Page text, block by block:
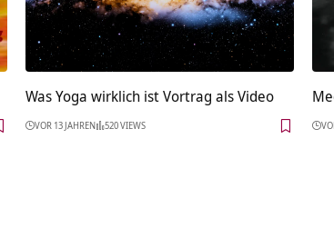
Was Yoga wirklich ist Vortrag als Video
VOR 13 JAHREN 520 VIEWS